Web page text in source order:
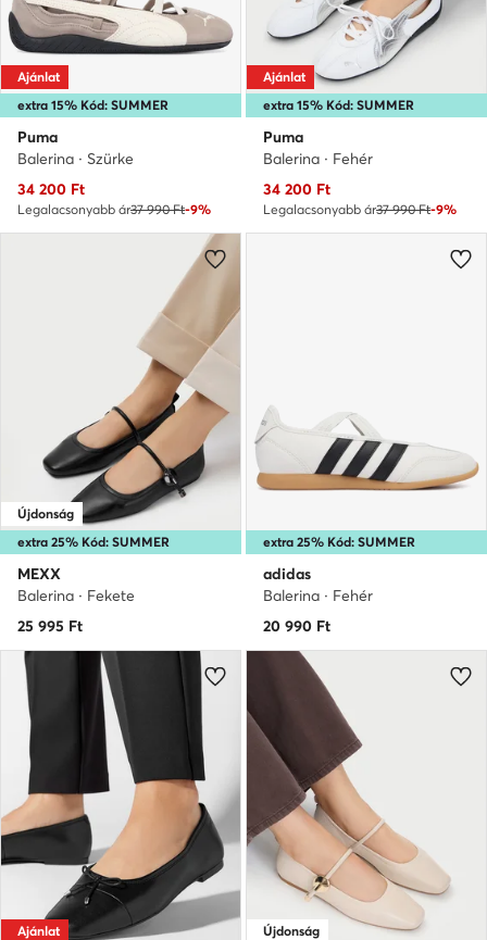
extra 15% Kód: SUMMER
Ajánlat
Puma
Balerina · Szürke
Aktuális ár
34 200 Ft
Legalacsonyabb ár37 990 Ft-9%
extra 15% Kód: SUMMER
Ajánlat
Puma
Balerina · Fehér
Aktuális ár
34 200 Ft
Legalacsonyabb ár37 990 Ft-9%
extra 25% Kód: SUMMER
Újdonság
MEXX
Balerina · Fekete
25 995 Ft
extra 25% Kód: SUMMER
adidas
Balerina · Fehér
20 990 Ft
Ajánlat Újdonság